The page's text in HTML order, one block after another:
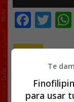
RANDOM 16
Te
para usar